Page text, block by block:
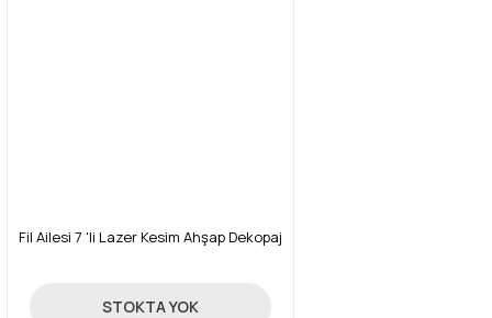
Fil Ailesi 7 'li Lazer Kesim Ahşap Dekopaj
22,42 TL
STOKTA YOK